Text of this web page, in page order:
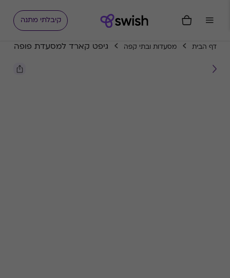
קיבלתי מתנה
דף הבית מסעדות ובתי קפה גיפט קארד למסעדת פופה